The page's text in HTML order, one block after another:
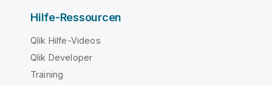
Hilfe-Ressourcen
Qlik Hilfe-Videos
Qlik Developer
Training